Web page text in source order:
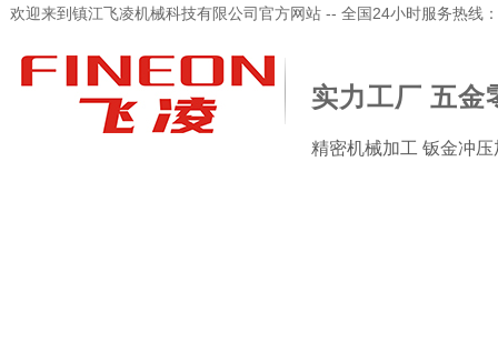
欢迎来到镇江飞凌机械科技有限公司官方网站 -- 全国24小时服务热线
实力工厂 五金
精密机械加工 钣金冲压